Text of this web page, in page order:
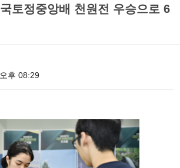
토정중앙배 천원전 우승으로 6
후 08:29